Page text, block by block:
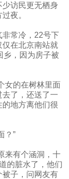
访民更无栖身
夜。
常冷， 22号下
在北京南站就
乡，因为房子被
女的在树林里面
了，还送了一
地方离他们很
？”
来有个涵洞，十
的脏水了，他们
被子，问网友有